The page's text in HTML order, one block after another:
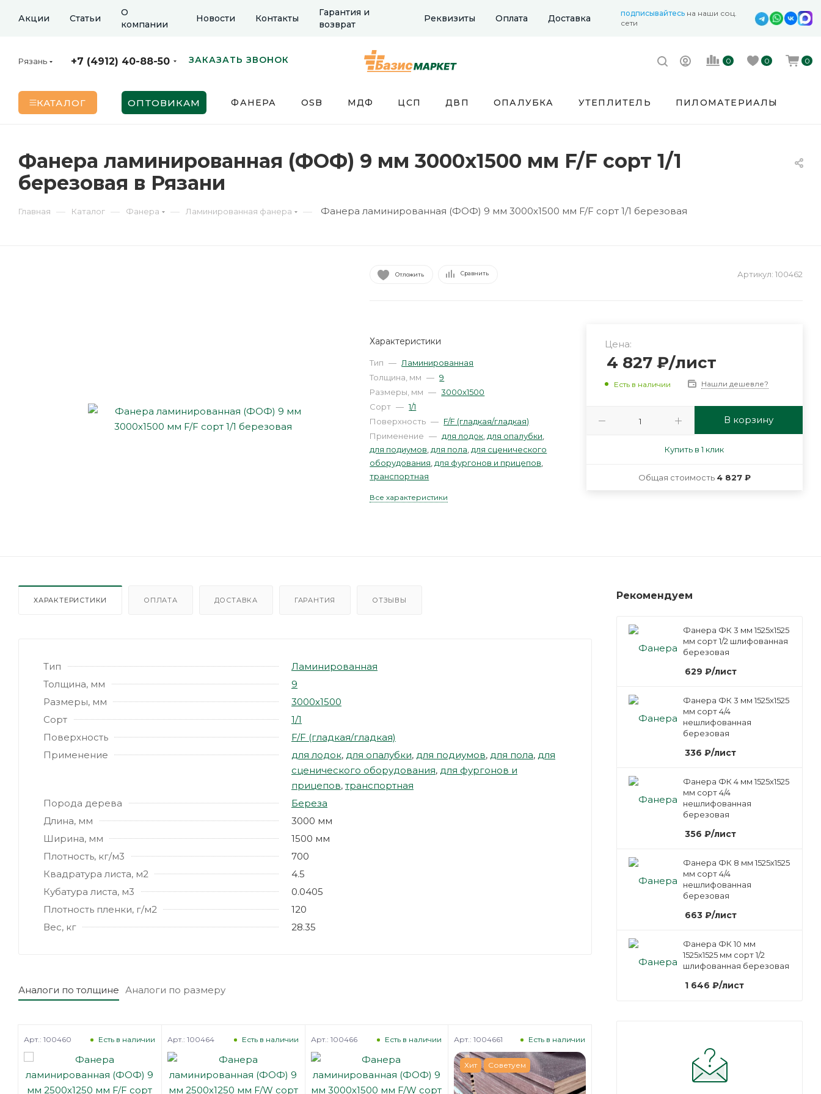
Акции Статьи
О
компании
Новости Контакты
Гарантия и
возврат
Реквизиты Оплата Доставка подписывайтесь на наши соц.
сети
Рязань +7 (4912) 40-88-50 ЗАКАЗАТЬ ЗВОНОК 0 0 0
КАТАЛОГ ОПТОВИКАМ ФАНЕРА OSB МДФ ЦСП ДВП ОПАЛУБКА УТЕПЛИТЕЛЬ ПИЛОМАТЕРИАЛЫ
Фанера ламинированная (ФОФ) 9 мм 3000х1500 мм F/F сорт 1/1
березовая в Рязани
Главная — Каталог — Фанера — Ламинированная фанера — Фанера ламинированная (ФОФ) 9 мм 3000х1500 мм F/F сорт 1/1 березовая
Отложить Сравнить Артикул: 100462
Характеристики
Тип — Ламинированная
Толщина, мм — 9
Размеры, мм — 3000х1500
Сорт — 1/1
Поверхность — F/F (гладкая/гладкая)
Применение — для лодок для опалубки
для подиумов для пола для сценического
оборудования для фургонов и прицепов
транспортная
Все характеристики
Цена:
4 827₽/лист
Есть в наличии Нашли дешевле?
В корзину
Купить в 1 клик
Общая стоимость 4 827 ₽
ХАРАКТЕРИСТИКИ ОПЛАТА ДОСТАВКА ГАРАНТИЯ ОТЗЫВЫ
Тип
Ламинированная
Толщина, мм
9
Размеры, мм
3000х1500
Сорт
1/1
Поверхность
F/F (гладкая/гладкая)
Применение
для лодок, для опалубки, для подиумов, для пола, для
сценического оборудования, для фургонов и
прицепов,транспортная
Порода дерева
Береза
Длина, мм
3000 мм
Ширина, мм
1500 мм
Плотность, кг/м3
700
Квадратура листа, м2
4.5
Кубатура листа, м3
0.0405
Плотность пленки, г/м2
120
Вес, кг
28.35
Аналоги по толщине Аналоги по размеру
Есть в наличии
Арт.: 100460 Есть в наличии
Арт.: 100464 Есть в наличии
Арт.: 100466
Хит Советуем
Есть в наличии
Арт.: 1004661
Рекомендуем
Фанера ФК 3 мм 1525х1525
мм сорт 1/2 шлифованная
березовая
629 ₽/лист
Фанера ФК 3 мм 1525х1525
мм сорт 4/4
нешлифованная
березовая
336 ₽/лист
Фанера ФК 4 мм 1525х1525
мм сорт 4/4
нешлифованная
березовая
356 ₽/лист
Фанера ФК 8 мм 1525х1525
мм сорт 4/4
нешлифованная
березовая
663 ₽/лист
Фанера ФК 10 мм
1525х1525 мм сорт 1/2
шлифованная березовая
1 646 ₽/лист